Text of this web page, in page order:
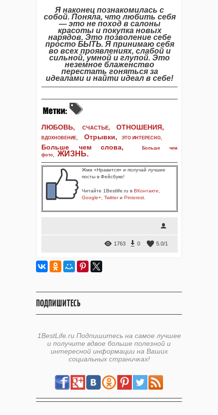
Я наконец познакомилась с
собой. Поняла, что любить себя
— это не поход в салоны
красоты и покупка новых
нарядов. Это позволение себе
просто БЫТЬ. Я принимаю себя
во всех проявлениях, слабой и
сильной, умной и глупой. Это
неземное блаженство
перестать гоняться за
идеалами и найти идеал в себе!
ЛЮБОВЬ, СЧАСТЬЕ, ОТНОШЕНИЯ,
ВДОХНОВЕНИЕ, Отрывки, ЭТО ИНТЕРЕСНО,
Больше чем слова,
Больше чем
фото, ЖИЗНЬ.
Жми «Нравится» и получай лучшие
посты в Фейсбуке!
Читайте 1Bestlife.ru в ВКонтакте
Google+ Twitterи Pinterest
1763 0 5.0/1
ПОДПИШИТЕСЬ
1BestLife.ru Подпишитесь на самое лучшее
и получите вдвое больше полезной и
интересной информации на Ваших
социальных страничках!